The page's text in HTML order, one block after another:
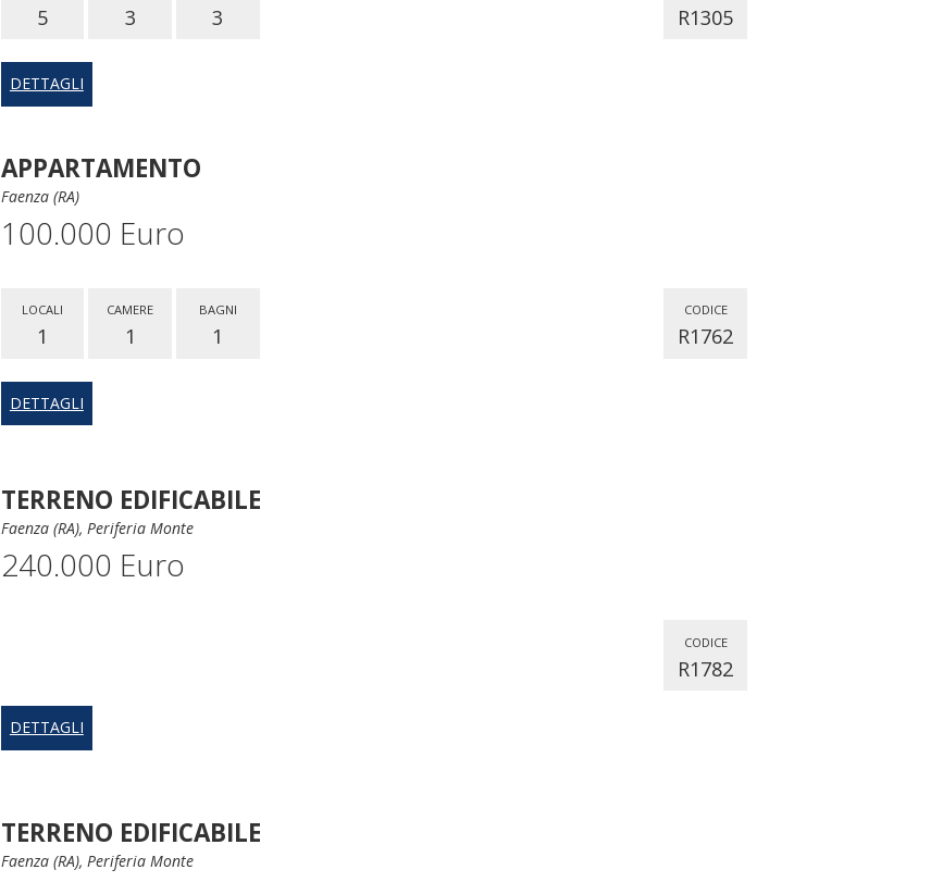
R1305
5 3 3
DETTAGLI
APPARTAMENTO
Faenza (RA)
100.000 Euro
CODICE
R1762
LOCALI
1
CAMERE
1
BAGNI
1
DETTAGLI
TERRENO EDIFICABILE
Faenza (RA), Periferia Monte
240.000 Euro
CODICE
R1782
DETTAGLI
TERRENO EDIFICABILE
Faenza (RA), Periferia Monte